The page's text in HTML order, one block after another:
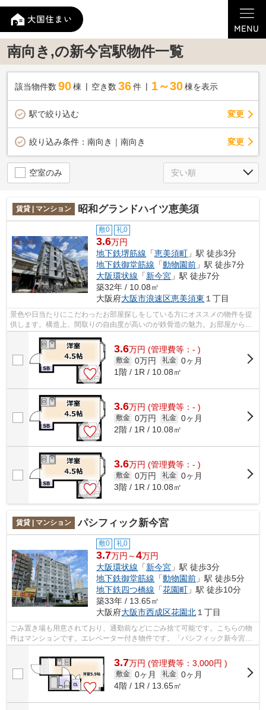
南向き,の新今宮駅物件一覧
該当物件数 90棟 空き数 36 件 1～30 棟を表示
駅で絞り込む 変更
絞り込み条件： 南向き｜南向き 変更
空室のみ
賃貸 | マンション 昭和グランドハイツ恵美須
敷0 礼0
3.6万円
地下鉄堺筋線 「恵美須町 」駅 徒歩3分
地下鉄御堂筋線 「動物園前 」駅 徒歩7分
大阪環状線 「新今宮 」駅 徒歩7分
築32年 / 10.08㎡
大阪府大阪市浪速区恵美須東 １丁目
景色や日当たりにこだわったお部屋探しをしている方にオススメの物件を提
供します。構造上、間取りの自由度が高いのが鉄骨造の魅力。お部屋から徒
3.6万円 (管理費等：- )
敷金 0万円 礼金 0ヶ月
1階 / 1R / 10.08㎡
3.6万円 (管理費等：- )
敷金 0万円 礼金 0ヶ月
2階 / 1R / 10.08㎡
3.6万円 (管理費等：- )
敷金 0万円 礼金 0ヶ月
3階 / 1R / 10.08㎡
賃貸 | マンション パシフィック新今宮
敷0 礼0
3.7万円～4万円
大阪環状線 「新今宮 」駅 徒歩3分
地下鉄御堂筋線 「動物園前 」駅 徒歩5分
地下鉄四つ橋線 「花園町 」駅 徒歩10分
築33年 / 13.65㎡
大阪府大阪市西成区花園北 １丁目
ごみ置き場も用意されており、通勤前などにごみ捨て可能です。こちらの物
件はマンションです。エレベーター付き物件です。「パシフィック新今宮」
3.7万円 (管理費等：3,000円 )
敷金 0ヶ月 礼金 0ヶ月
4階 / 1R / 13.65㎡